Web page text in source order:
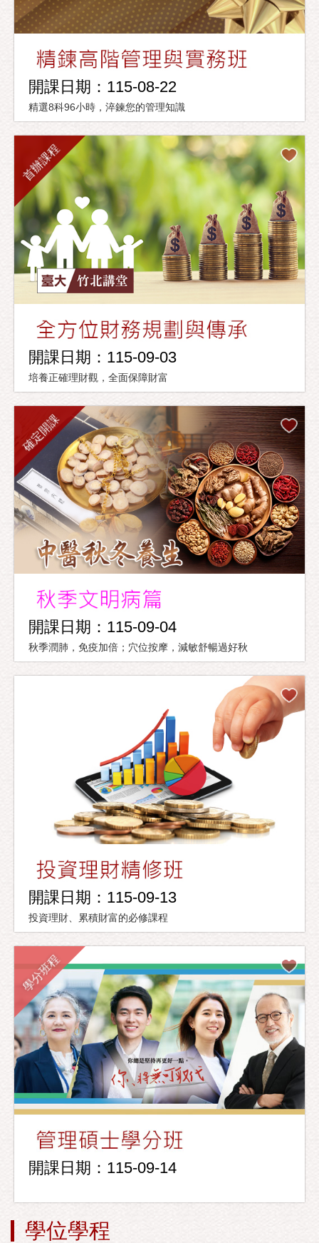
開課日期：115-08-22
精選8科96小時，淬鍊您的管理知識
首辦課程
開課日期：115-09-03
培養正確理財觀，全面保障財富
確定開課
開課日期：115-09-04
秋季潤肺，免疫加倍；穴位按摩，減敏舒暢過好秋
開課日期：115-09-13
投資理財、累積財富的必修課程
學分班程
開課日期：115-09-14
學位學程